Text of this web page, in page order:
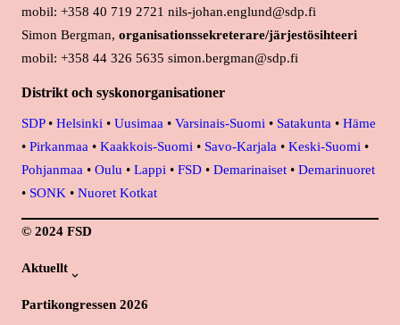
mobil: +358 40 719 2721 nils-johan.englund@sdp.fi
Simon Bergman, organisationssekreterare/järjestösihteeri
mobil: +358 44 326 5635 simon.bergman@sdp.fi
Distrikt och syskonorganisationer
SDP• Helsinki • Uusimaa • Varsinais-Suomi • Satakunta • Häme
• Pirkanmaa • Kaakkois-Suomi • Savo-Karjala • Keski-Suomi •
Pohjanmaa • Oulu • Lappi • FSD • Demarinaiset • Demarinuoret
• SONK • Nuoret Kotkat
© 2024 FSD
Aktuellt
Partikongressen 2026